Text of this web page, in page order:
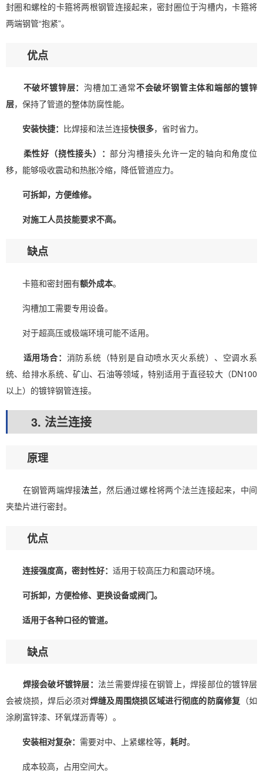
封圈和螺栓的卡箍将两根钢管连接起来，密封圈位于沟槽内，卡箍将
两端钢管“抱紧”。
优点
不破坏镀锌层：沟槽加工通常不会破坏钢管主体和端部的镀锌
层，保持了管道的整体防腐性能。
安装快捷： 比焊接和法兰连接快很多，省时省力。
柔性好（挠性接头）：部分沟槽接头允许一定的轴向和角度位
移，能够吸收震动和热胀冷缩，降低管道应力。
可拆卸，方便维修。
对施工人员技能要求不高。
缺点
卡箍和密封圈有额外成本。
沟槽加工需要专用设备。
对于超高压或极端环境可能不适用。
适用场合： 消防系统（特别是自动喷水灭火系统）、空调水系
统、给排水系统、矿山、石油等领域，特别适用于直径较大（DN100
以上）的镀锌钢管连接。
3. 法兰连接
原理
在钢管两端焊接法兰，然后通过螺栓将两个法兰连接起来，中间
夹垫片进行密封。
优点
连接强度高，密封性好： 适用于较高压力和震动环境。
可拆卸，方便检修、更换设备或阀门。
适用于各种口径的管道。
缺点
焊接会破坏镀锌层： 法兰需要焊接在钢管上，焊接部位的镀锌层
会被烧损，焊后必须对焊缝及周围烧损区域进行彻底的防腐修复 （如
涂刷富锌漆、环氧煤沥青等）。
安装相对复杂： 需要对中、上紧螺栓等， 耗时。
成本较高，占用空间大。